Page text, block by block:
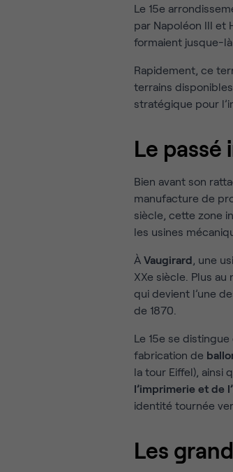
Le 15e
par Napoléon III et
formaient jusque-
Rapidement, ce
terrains
stratégique pour
Le
Bien avant son
manufacture de
siècle, cette zone
les usines
À Vaugirard, une
XXe siècle. Plus
qui devient l’une
de 1870.
Le 15e se
fabrication de
la tour Eiffel), ainsi
l’imprimerie et de
identité tournée
Les